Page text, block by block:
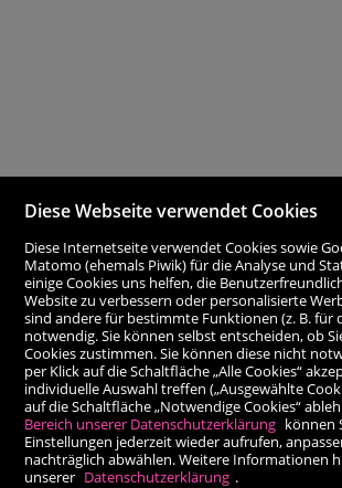
Diese Webseite verwendet Cookies
Diese Internetseite verwendet Cookies sowie
Matomo (ehemals Piwik) für die Analyse und
einige Cookies uns helfen, die
Website zu verbessern oder personalisierte
sind andere für bestimmte Funktionen (z. B. für
notwendig. Sie können selbst entscheiden, ob
Cookies zustimmen. Sie können diese nicht
per Klick auf die Schaltfläche „Alle Cookies“
individuelle Auswahl treffen („Ausgewählte
auf die Schaltfläche „Notwendige Cookies“
Bereich unserer Datenschutzerklärung können
Einstellungen jederzeit wieder aufrufen,
nachträglich abwählen. Weitere Informationen
unserer Datenschutzerklärung .